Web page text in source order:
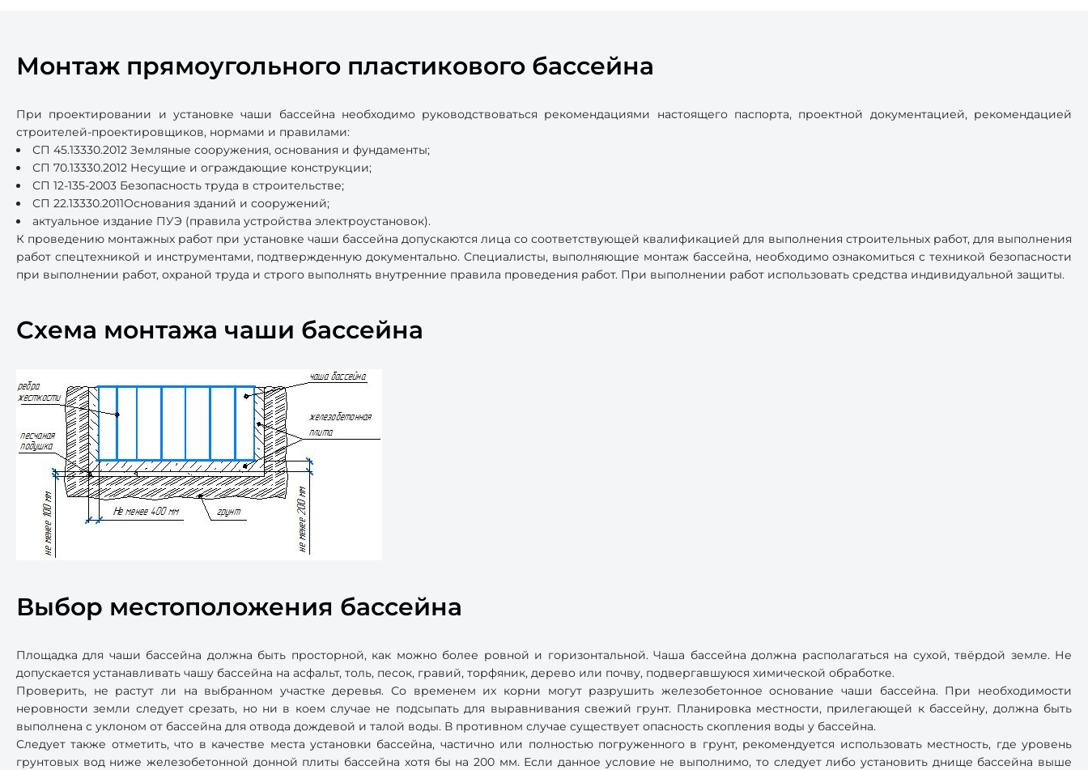
Монтаж прямоугольного пластикового бассейна
При проектировании и установке чаши бассейна необходимо руководствоваться рекомендациями настоящего паспорта, проектной документацией, рекомендацией
строителей-проектировщиков, нормами и правилами:
СП 45.13330.2012 Земляные сооружения, основания и фундаменты;
СП 70.13330.2012 Несущие и ограждающие конструкции;
СП 12-135-2003 Безопасность труда в строительстве;
СП 22.13330.2011Основания зданий и сооружений;
актуальное издание ПУЭ (правила устройства электроустановок).
К проведению монтажных работ при установке чаши бассейна допускаются лица со соответствующей квалификацией для выполнения строительных работ, для выполнения
работ спецтехникой и инструментами, подтвержденную документально. Специалисты, выполняющие монтаж бассейна, необходимо ознакомиться с техникой безопасности
при выполнении работ, охраной труда и строго выполнять внутренние правила проведения работ. При выполнении работ использовать средства индивидуальной защиты.
Схема монтажа чаши бассейна
Выбор местоположения бассейна
Площадка для чаши бассейна должна быть просторной, как можно более ровной и горизонтальной. Чаша бассейна должна располагаться на сухой, твёрдой земле. Не
допускается устанавливать чашу бассейна на асфальт, толь, песок, гравий, торфяник, дерево или почву, подвергавшуюся химической обработке.
Проверить, не растут ли на выбранном участке деревья. Со временем их корни могут разрушить железобетонное основание чаши бассейна. При необходимости
неровности земли следует срезать, но ни в коем случае не подсыпать для выравнивания свежий грунт. Планировка местности, прилегающей к бассейну, должна быть
выполнена с уклоном от бассейна для отвода дождевой и талой воды. В противном случае существует опасность скопления воды у бассейна.
Следует также отметить, что в качестве места установки бассейна, частично или полностью погруженного в грунт, рекомендуется использовать местность, где уровень
грунтовых вод ниже железобетонной донной плиты бассейна хотя бы на 200 мм. Если данное условие не выполнимо, то следует либо установить днище бассейна выше